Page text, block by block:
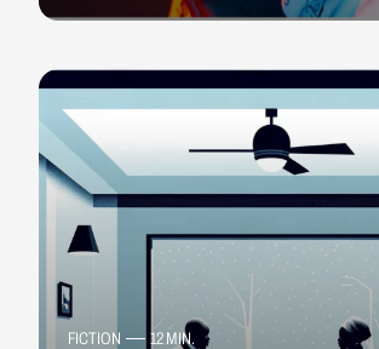
FICTION 12 MIN.